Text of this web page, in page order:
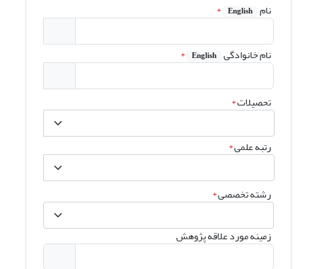
نام English
*
نام خانوادگی English
*
تحصیلات*
رتبه علمی*
رشته تخصصی*
زمینه مورد علاقه پژوهش